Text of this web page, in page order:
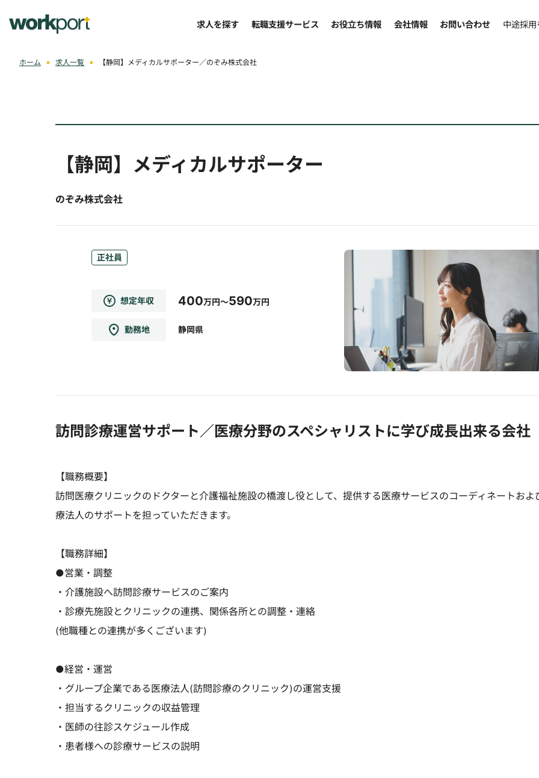
求人を探す 転職支援サービス お役立ち情報 会社情報 お問い合わせ 中途採
ホーム 求人一覧 【静岡】メディカルサポーター／のぞみ株式会社
【静岡】メディカルサポーター
のぞみ株式会社
正社員
想定年収 400万円～590万円
勤務地 静岡県
訪問診療運営サポート／医療分野のスペシャリストに学び成長出来る会社
【職務概要】
訪問医療クリニックのドクターと介護福祉施設の橋渡し役として、提供する医療サービスのコーディネートおよ
療法人のサポートを担っていただきます。
【職務詳細】
●営業・調整
・介護施設へ訪問診療サービスのご案内
・診療先施設とクリニックの連携、関係各所との調整・連絡
(他職種との連携が多くございます)
●経営・運営
・グループ企業である医療法人(訪問診療のクリニック)の運営支援
・担当するクリニックの収益管理
・医師の往診スケジュール作成
・患者様への診療サービスの説明